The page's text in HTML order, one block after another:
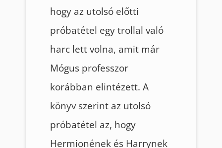
hogy az utolsó előtti
próbatétel egy trollal való
harc lett volna, amit már
Mógus professzor
korábban elintézett. A
könyv szerint az utolsó
próbatétel az, hogy
Hermionének és Harrynek